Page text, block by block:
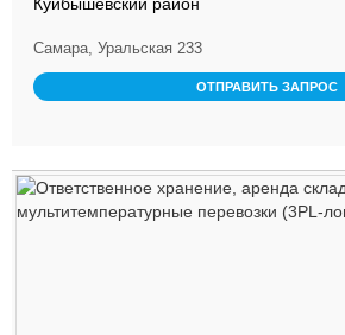
Самара, Уральская 233
ОТПРАВИТЬ ЗАПРОС